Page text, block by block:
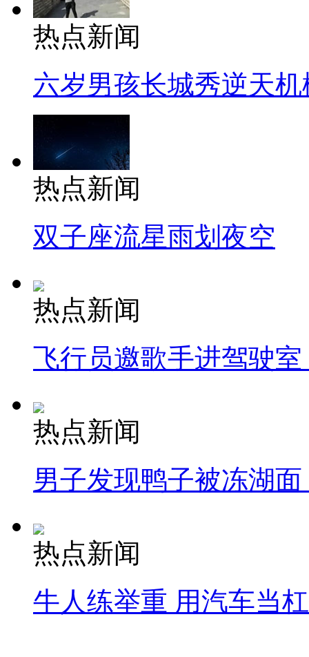
热点新闻
六岁男孩长城秀逆天机
热点新闻
双子座流星雨划夜空
热点新闻
飞行员邀歌手进驾驶
热点新闻
男子发现鸭子被冻湖
热点新闻
牛人练举重 用汽车当